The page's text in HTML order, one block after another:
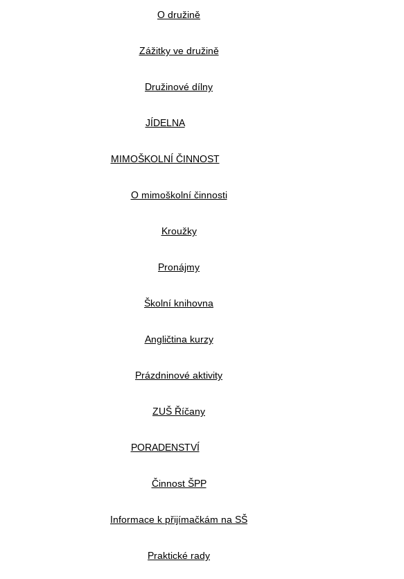
O družině
Zážitky ve družině
Družinové dílny
JÍDELNA
MIMOŠKOLNÍ ČINNOST
O mimoškolní činnosti
Kroužky
Pronájmy
Školní knihovna
Angličtina kurzy
Prázdninové aktivity
ZUŠ Říčany
PORADENSTVÍ
Činnost ŠPP
Informace k přijímačkám na SŠ
Praktické rady